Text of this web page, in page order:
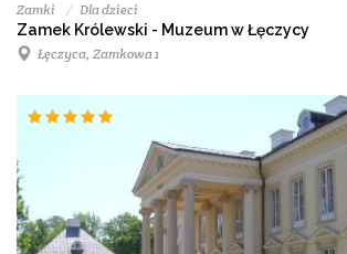
Zamki Dla dzieci
Zamek Królewski - Muzeum w Łęczycy
Łęczyca, Zamkowa 1